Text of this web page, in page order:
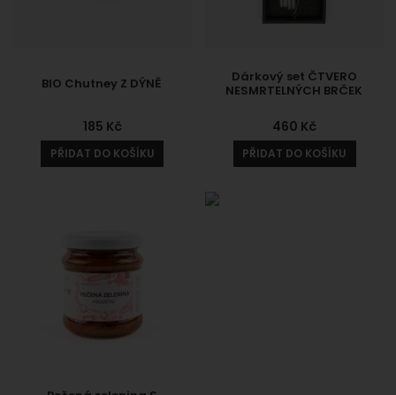
BIO Chutney Z DÝNĚ
185 Kč
PŘIDAT DO KOŠÍKU
Dárkový set ČTVERO
NESMRTELNÝCH BRČEK
460 Kč
PŘIDAT DO KOŠÍKU